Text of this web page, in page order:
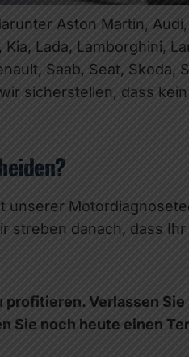
Aston Martin, Audi,
Lada, Lamborghini,
Saab, Seat, Skoda,
sicherstellen, dass
unserer
streben danach, dass
Verlassen Sie
Sie noch heute einen